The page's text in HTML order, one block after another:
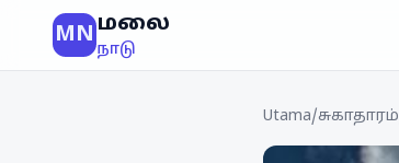
MN மலை
நாடு
Utama/சுகாதாரம்